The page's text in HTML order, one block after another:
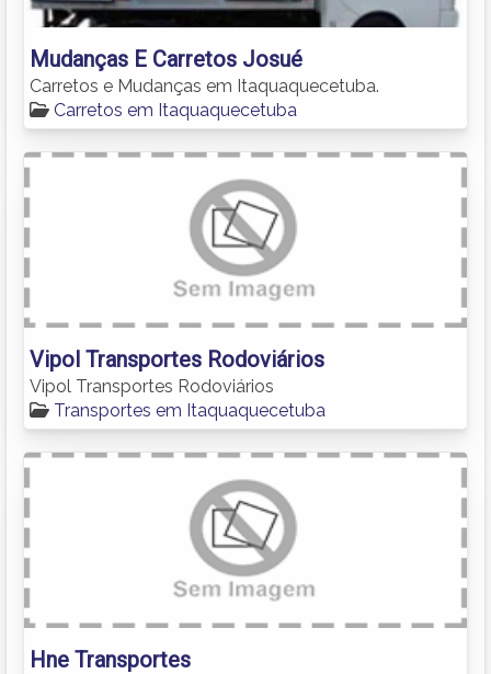
Mudanças E Carretos Josué
Carretos e Mudanças em Itaquaquecetuba.
Carretos em Itaquaquecetuba
Vipol Transportes Rodoviários
Vipol Transportes Rodoviários
Transportes em Itaquaquecetuba
Hne Transportes